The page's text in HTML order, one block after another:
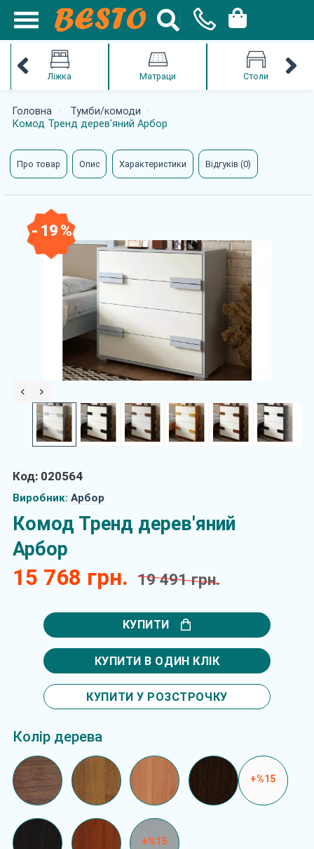
Ліжка Матраци Столи
Головна
Тумби/комоди
Комод Тренд дерев'яний Арбор
Про товар Опис Характеристики Відгуків (0)
- 19 %
Код: 020564
Виробник: Арбор
Комод Тренд дерев'яний
Арбор
15 768 грн. 19 491 грн.
КУПИТИ
КУПИТИ В ОДИН КЛІК
КУПИТИ У РОЗСТРОЧКУ
Колір дерева
+%15
+%15